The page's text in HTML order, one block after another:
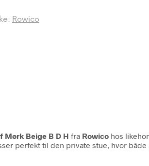
Rowico
Mørk Beige B D H fra Rowico hos
perfekt til den private stue, hvor